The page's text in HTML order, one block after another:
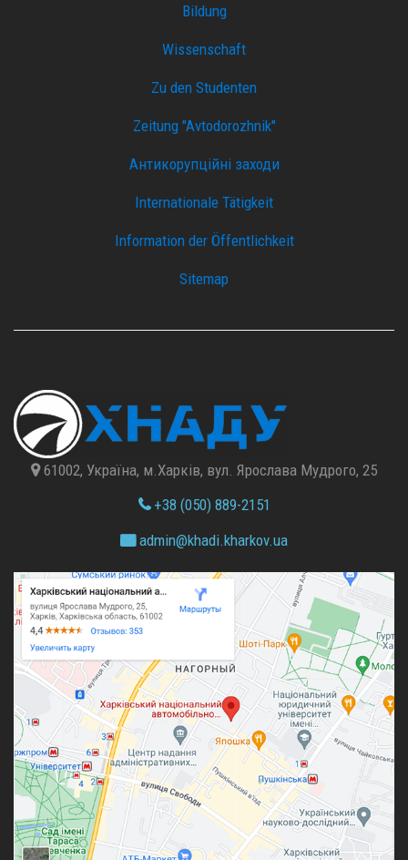
Bildung
Wissenschaft
Zu den Studenten
Zeitung "Avtodorozhnik"
Антикорупційні заходи
Internationale Tätigkeit
Information der Öffentlichkeit
Sitemap
61002, Україна, м.Харків, вул. Ярослава Мудрого, 25
+38 (050) 889-2151
admin@khadi.kharkov.ua